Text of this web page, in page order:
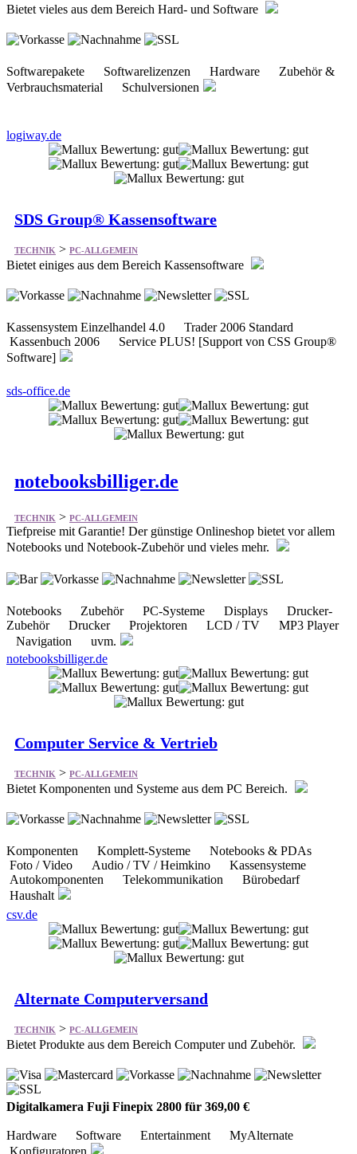
Bietet vieles aus dem Bereich Hard- und Software
Softwarepakete Softwarelizenzen Hardware Zubehör &
Verbrauchsmaterial Schulversionen
logiway.de
SDS Group® Kassensoftware
TECHNIK > PC-ALLGEMEIN
Bietet einiges aus dem Bereich Kassensoftware
Kassensystem Einzelhandel 4.0 Trader 2006 Standard
Kassenbuch 2006 Service PLUS! [Support von CSS Group®
Software]
sds-office.de
notebooksbilliger.de
TECHNIK > PC-ALLGEMEIN
Tiefpreise mit Garantie! Der günstige Onlineshop bietet vor allem
Notebooks und Notebook-Zubehör und vieles mehr.
Notebooks Zubehör PC-Systeme Displays Drucker-
Zubehör Drucker Projektoren LCD / TV MP3 Player
Navigation uvm.
notebooksbilliger.de
Computer Service & Vertrieb
TECHNIK > PC-ALLGEMEIN
Bietet Komponenten und Systeme aus dem PC Bereich.
Komponenten Komplett-Systeme Notebooks & PDAs
Foto / Video Audio / TV / Heimkino Kassensysteme
Autokomponenten Telekommunikation Bürobedarf
Haushalt
csv.de
Alternate Computerversand
TECHNIK > PC-ALLGEMEIN
Bietet Produkte aus dem Bereich Computer und Zubehör.
Digitalkamera Fuji Finepix 2800 für 369,00 €
Hardware Software Entertainment MyAlternate
Konfiguratoren